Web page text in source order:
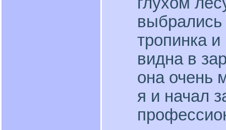
выбрались
тропинка
видна в
она очень
я и начал